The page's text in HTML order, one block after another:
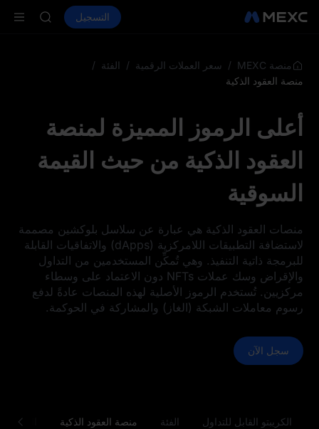
الأسواق العقود الفوريةالتسجيل
LLY
منصة MEXC / سعر العملات الرقمية / الفئة /
منصة العقود الذكية
أعلى الرموز المميزة لمنصة
العقود الذكية من حيث القيمة
السوقية
منصات العقود الذكية هي عبارة عن سلاسل بلوكشين مصممة
لاستضافة التطبيقات اللامركزية (dApps) والاتفاقيات القابلة
للبرمجة ذاتية التنفيذ. وهي تُمكِّن المستخدمين من التداول
والإقراض وسك عملات NFTs دون الاعتماد على وسطاء
مركزيين. تُستخدم الرموز الأصلية لهذه المنصات عادةً لدفع
رسوم معاملات الشبكة (الغاز) والمشاركة في الحوكمة.
سجل الآن
الكريبتو القابل للتداول الفئة منصة العقود الذكية الطبقة 1 (L1)